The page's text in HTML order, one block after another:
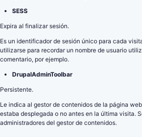
SESS
Expira al finalizar sesión.
Es un identificador de sesión único para cada
utilizarse para recordar un nombre de usuario
comentario, por ejemplo.
DrupalAdminToolbar
Persistente.
Le indica al gestor de contenidos de la página
estaba desplegada o no antes en la última visita.
administradores del gestor de contenidos.